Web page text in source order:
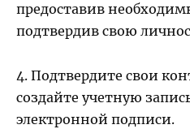
предоставив
подтвердив свою
4. Подтвердите свои
создайте учетную
электронной подписи.